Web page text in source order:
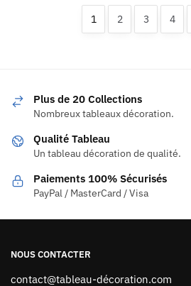
1 2 3 4
Plus de 20 Collections
Nombreux tableaux décoration.
Qualité Tableau
Un tableau décoration de qualité.
Paiements 100% Sécurisés
PayPal / MasterCard / Visa
NOUS CONTACTER
contact@tableau-décoration.com